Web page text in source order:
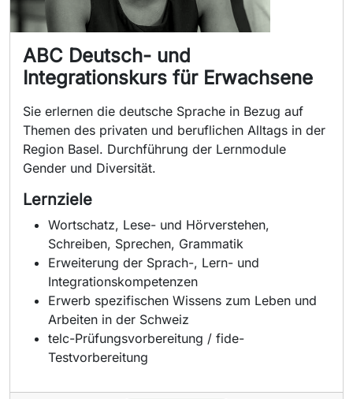
ABC Deutsch- und
Integrationskurs für Erwachsene
Sie erlernen die deutsche Sprache in Bezug auf
Themen des privaten und beruflichen Alltags in der
Region Basel. Durchführung der Lernmodule
Gender und Diversität.
Lernziele
Wortschatz, Lese- und Hörverstehen,
Schreiben, Sprechen, Grammatik
Erweiterung der Sprach-, Lern- und
Integrationskompetenzen
Erwerb spezifischen Wissens zum Leben und
Arbeiten in der Schweiz
telc-Prüfungsvorbereitung / fide-
Testvorbereitung